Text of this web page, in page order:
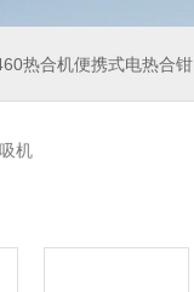
热合机便携式电热合钳
机